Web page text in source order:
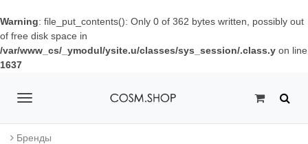
Warning: file_put_contents(): Only 0 of 362 bytes written, possibly out
of free disk space in
/var/www_cs/_ymodul/ysite.u/classes/sys_session/.class.y on line
1637
T
o
Бренды